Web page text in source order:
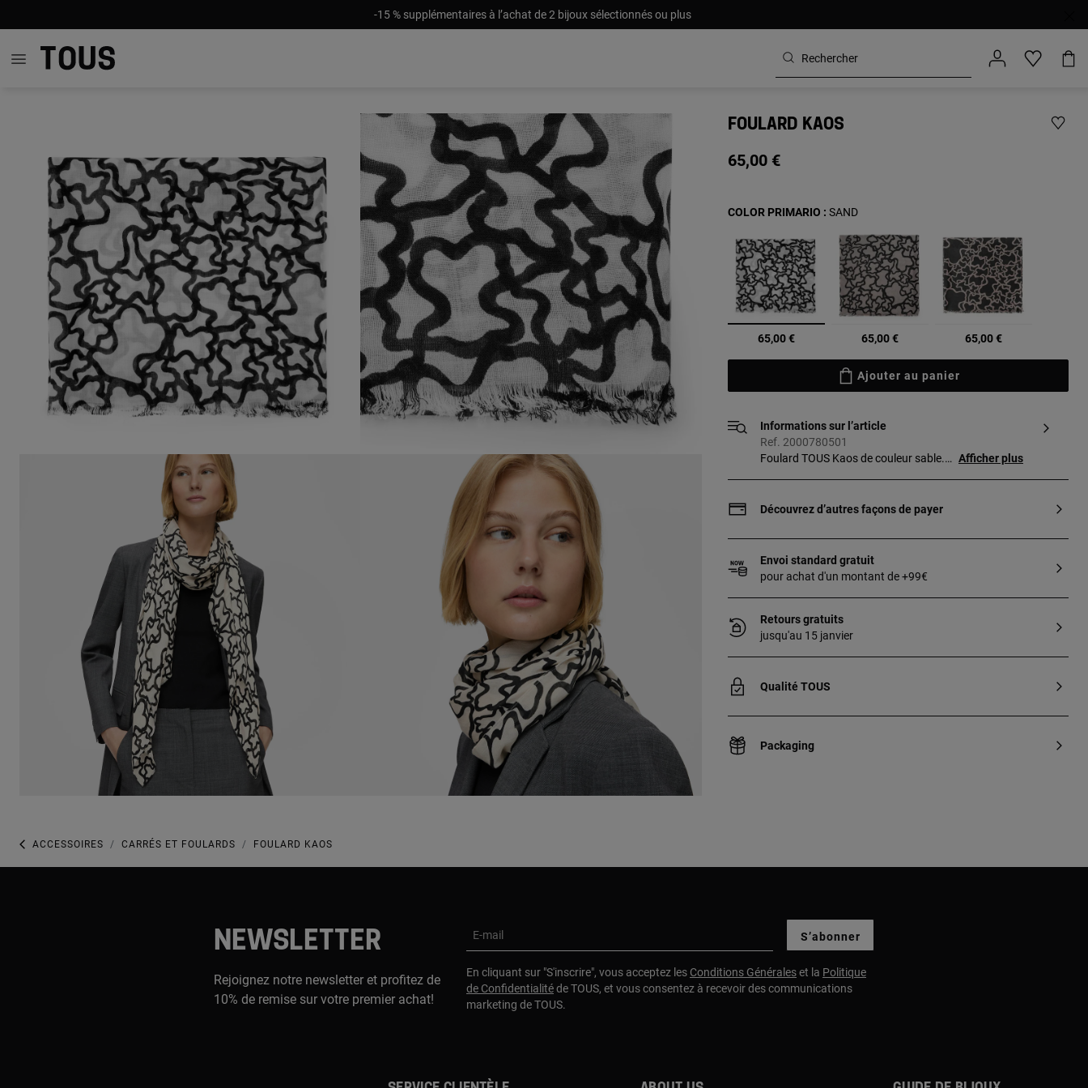
-15 % supplémentaires à l’achat de 2 bijoux sélectionnés ou plus
FOULARD KAOS
65,00 €
sélectionné
65,00 € 65,00 € 65,00 €
COLOR PRIMARIO : SAND
Ajouter au panier
Informations sur l’article
Ref. 2000780501
Foulard TOUS Kaos de couleur sable.
Afficher plus
Découvrez d’autres façons de payer
Envoi standard gratuit
pour achat d'un montant de +99€
Retours gratuits
jusqu'au 15 janvier
Qualité TOUS
Packaging
ACCESSOIRES CARRÉS ET FOULARDS FOULARD KAOS
NEWSLETTER
Rejoignez notre newsletter et profitez de
10% de remise sur votre premier achat!
E-mail S’abonner
En cliquant sur "S'inscrire", vous acceptez les Conditions Généraleset la Politique
de Confidentialitéde TOUS, et vous consentez à recevoir des communications
marketing de TOUS.